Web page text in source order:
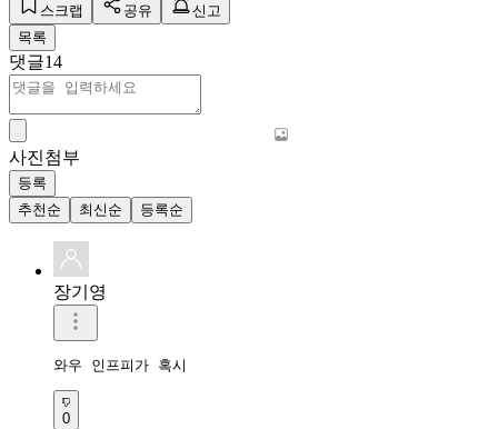
스크랩 공유
신고
목록
댓글14
사진첨부
등록
추천순
최신순 등록순
장기영
와우 인프피가 혹시
0